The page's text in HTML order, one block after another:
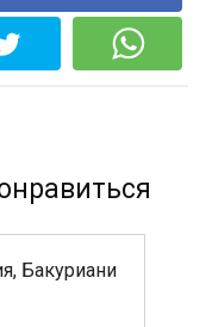
Бакуриани